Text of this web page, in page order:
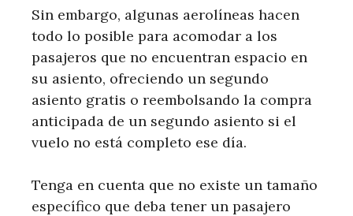
Sin embargo, algunas aerolíneas hacen
todo lo posible para acomodar a los
pasajeros que no encuentran espacio en
su asiento, ofreciendo un segundo
asiento gratis o reembolsando la compra
anticipada de un segundo asiento si el
vuelo no está completo ese día.
Tenga en cuenta que no existe un tamaño
específico que deba tener un pasajero